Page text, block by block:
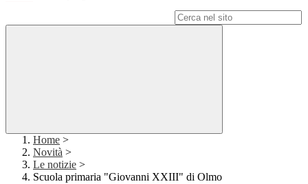
Home >
Novità >
Le notizie >
Scuola primaria "Giovanni XXIII" di Olmo